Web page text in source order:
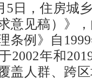
5日，住房城
意见稿）》
条例》自
2002年和
盖人群、跨